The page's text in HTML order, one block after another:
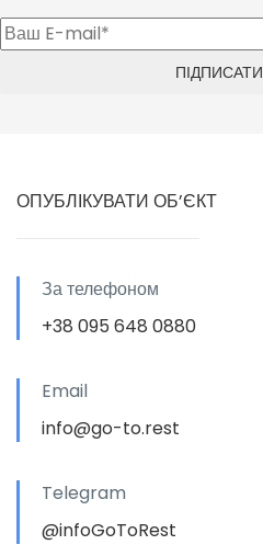
ОПУБЛІКУВАТИ ОБ’ЄКТ
За телефоном
+38 095 648 0880
Email
info@go-to.rest
Telegram
@infoGoToRest